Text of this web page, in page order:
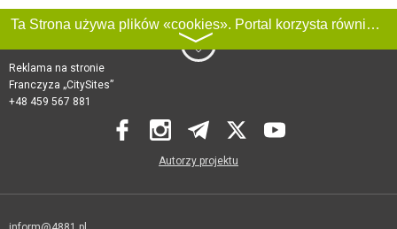
Ta Strona używa plików «cookies». Portal korzysta również z serwisu internetowego do zbierania danych technicznych o odwiedzających w celu uzyskania informacji marketingowych i statystycznych. Warunki przetwarzania danych odwiedzających Stronę, patrz:
〉
Reklama na stronie
Franczyza „CitySites”
+48 459 567 881
Autorzy projektu